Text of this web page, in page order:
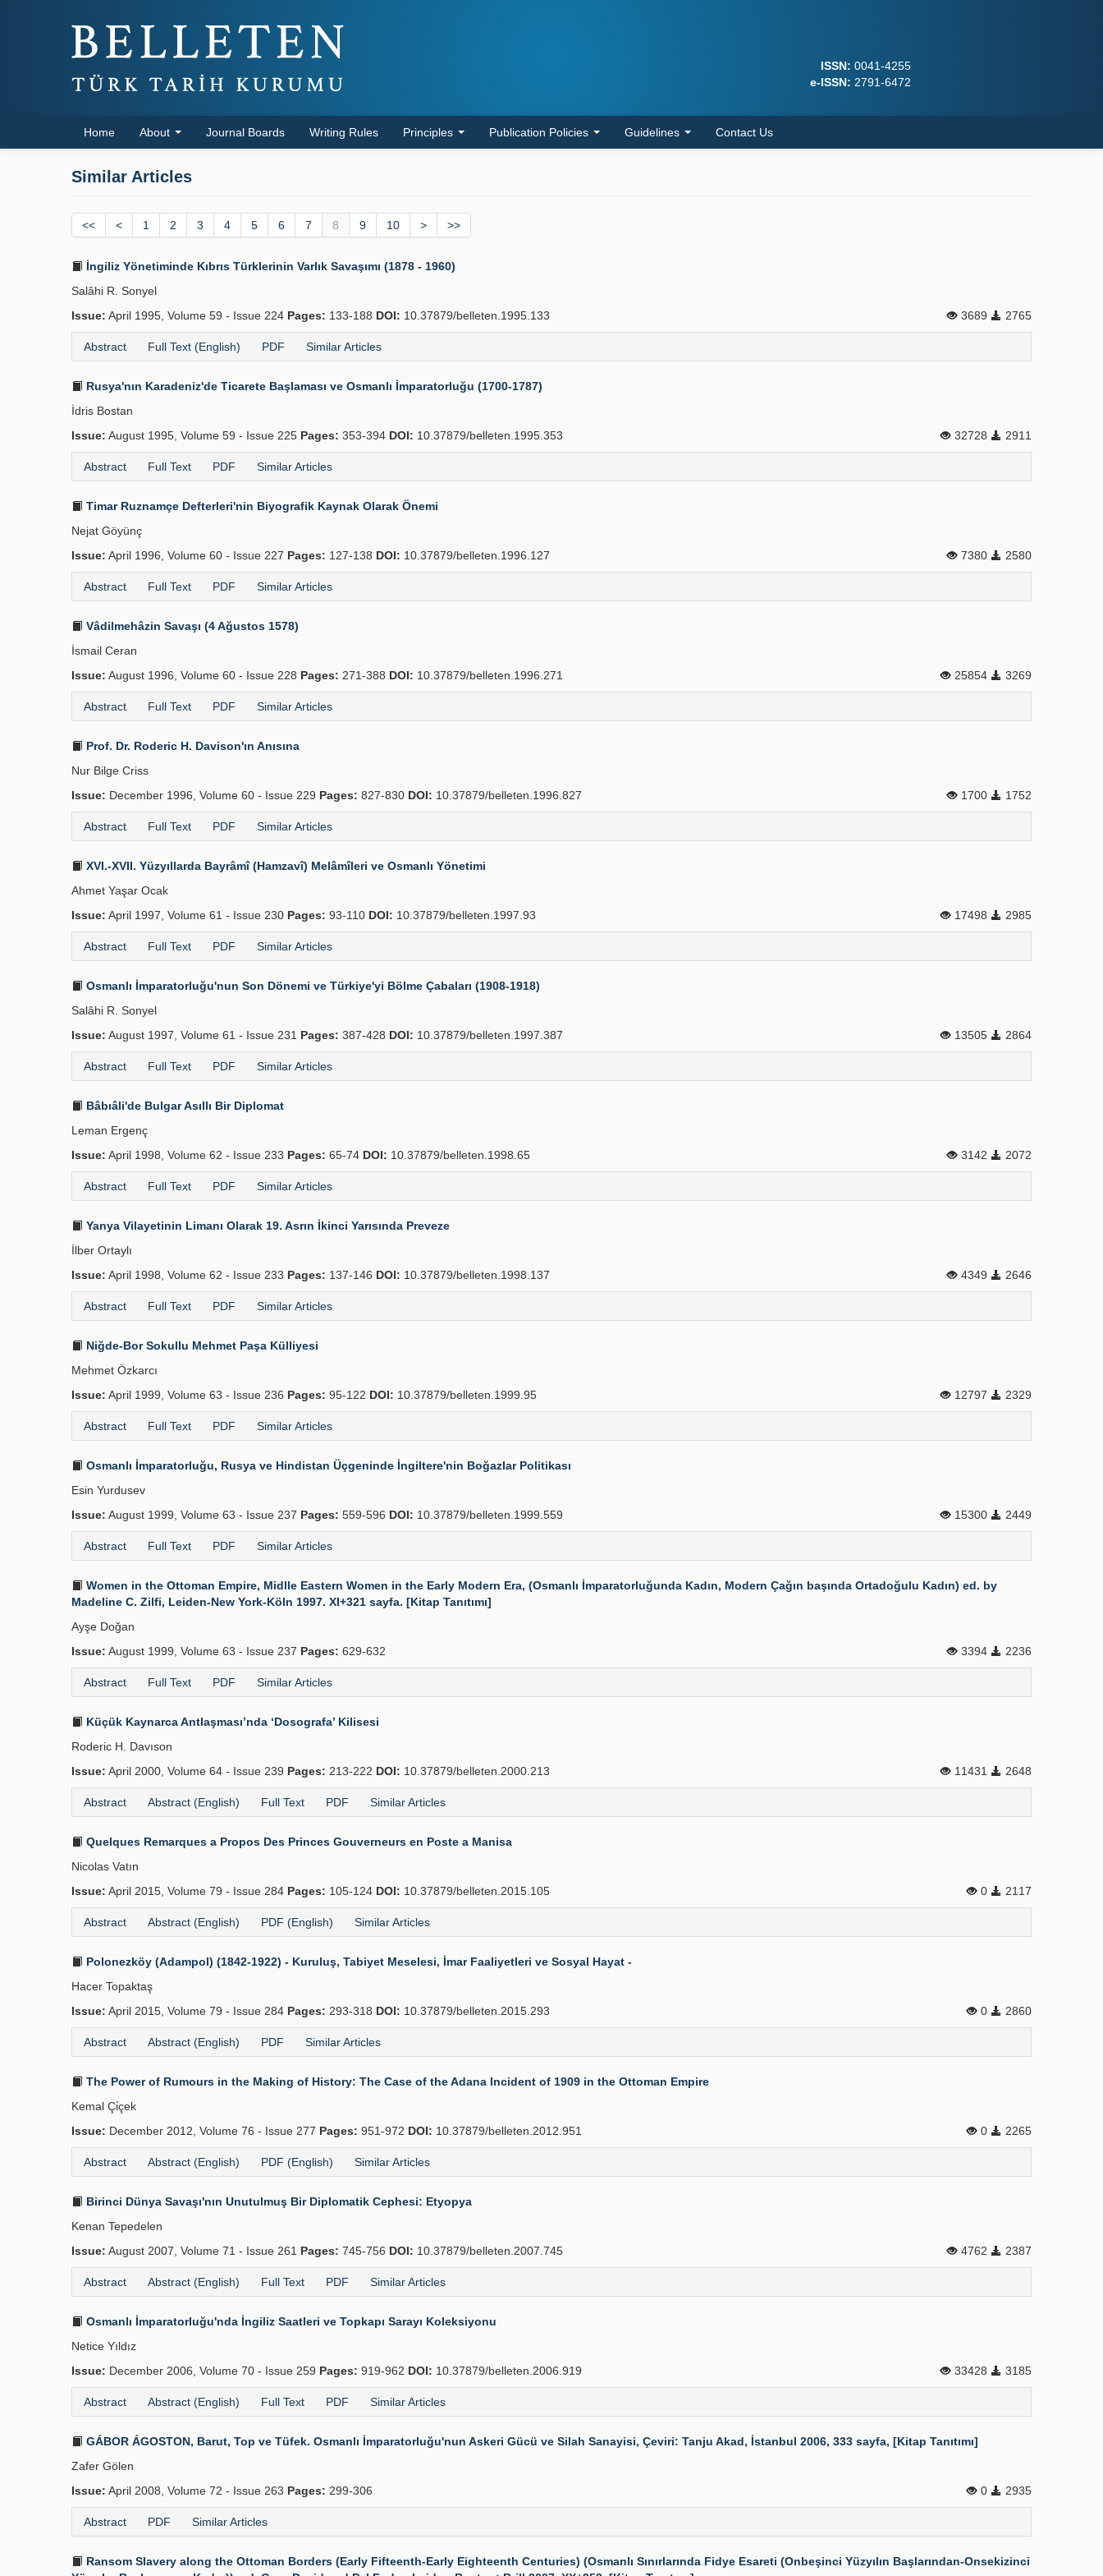
ISSN: 0041-4255
e-ISSN: 2791-6472
Home About Journal Boards Writing Rules Principles Publication Policies Guidelines Contact Us
Similar Articles
<< < 1 2 3 4 5 6 7 8 9 10 > >>
İngiliz Yönetiminde Kıbrıs Türklerinin Varlık Savaşımı (1878 - 1960)
Salâhi R. Sonyel
Issue: April 1995, Volume 59 - Issue 224 Pages: 133-188 DOI: 10.37879/belleten.1995.133 3689 2765
Abstract Full Text (English) PDF Similar Articles
Rusya'nın Karadeniz'de Ticarete Başlaması ve Osmanlı İmparatorluğu (1700-1787)
İdris Bostan
Issue: August 1995, Volume 59 - Issue 225 Pages: 353-394 DOI: 10.37879/belleten.1995.353 32728 2911
Abstract Full Text PDF Similar Articles
Timar Ruznamçe Defterleri'nin Biyografik Kaynak Olarak Önemi
Nejat Göyünç
Issue: April 1996, Volume 60 - Issue 227 Pages: 127-138 DOI: 10.37879/belleten.1996.127 7380 2580
Abstract Full Text PDF Similar Articles
Vâdilmehâzin Savaşı (4 Ağustos 1578)
İsmail Ceran
Issue: August 1996, Volume 60 - Issue 228 Pages: 271-388 DOI: 10.37879/belleten.1996.271 25854 3269
Abstract Full Text PDF Similar Articles
Prof. Dr. Roderic H. Davison'ın Anısına
Nur Bilge Criss
Issue: December 1996, Volume 60 - Issue 229 Pages: 827-830 DOI: 10.37879/belleten.1996.827 1700 1752
Abstract Full Text PDF Similar Articles
XVI.-XVII. Yüzyıllarda Bayrâmî (Hamzavî) Melâmîleri ve Osmanlı Yönetimi
Ahmet Yaşar Ocak
Issue: April 1997, Volume 61 - Issue 230 Pages: 93-110 DOI: 10.37879/belleten.1997.93 17498 2985
Abstract Full Text PDF Similar Articles
Osmanlı İmparatorluğu'nun Son Dönemi ve Türkiye'yi Bölme Çabaları (1908-1918)
Salâhi R. Sonyel
Issue: August 1997, Volume 61 - Issue 231 Pages: 387-428 DOI: 10.37879/belleten.1997.387 13505 2864
Abstract Full Text PDF Similar Articles
Bâbıâli'de Bulgar Asıllı Bir Diplomat
Leman Ergenç
Issue: April 1998, Volume 62 - Issue 233 Pages: 65-74 DOI: 10.37879/belleten.1998.65 3142 2072
Abstract Full Text PDF Similar Articles
Yanya Vilayetinin Limanı Olarak 19. Asrın İkinci Yarısında Preveze
İlber Ortaylı
Issue: April 1998, Volume 62 - Issue 233 Pages: 137-146 DOI: 10.37879/belleten.1998.137 4349 2646
Abstract Full Text PDF Similar Articles
Niğde-Bor Sokullu Mehmet Paşa Külliyesi
Mehmet Özkarcı
Issue: April 1999, Volume 63 - Issue 236 Pages: 95-122 DOI: 10.37879/belleten.1999.95 12797 2329
Abstract Full Text PDF Similar Articles
Osmanlı İmparatorluğu, Rusya ve Hindistan Üçgeninde İngiltere'nin Boğazlar Politikası
Esin Yurdusev
Issue: August 1999, Volume 63 - Issue 237 Pages: 559-596 DOI: 10.37879/belleten.1999.559 15300 2449
Abstract Full Text PDF Similar Articles
Women in the Ottoman Empire, Midlle Eastern Women in the Early Modern Era, (Osmanlı İmparatorluğunda Kadın, Modern Çağın başında Ortadoğulu Kadın) ed. by
Madeline C. Zilfi, Leiden-New York-Köln 1997. XI+321 sayfa. [Kitap Tanıtımı]
Ayşe Doğan
Issue: August 1999, Volume 63 - Issue 237 Pages: 629-632 3394 2236
Abstract Full Text PDF Similar Articles
Küçük Kaynarca Antlaşması’nda ‘Dosografa’ Kilisesi
Roderic H. Davıson
Issue: April 2000, Volume 64 - Issue 239 Pages: 213-222 DOI: 10.37879/belleten.2000.213 11431 2648
Abstract Abstract (English) Full Text PDF Similar Articles
Quelques Remarques a Propos Des Princes Gouverneurs en Poste a Manisa
Nicolas Vatın
Issue: April 2015, Volume 79 - Issue 284 Pages: 105-124 DOI: 10.37879/belleten.2015.105 0 2117
Abstract Abstract (English) PDF (English) Similar Articles
Polonezköy (Adampol) (1842-1922) - Kuruluş, Tabiyet Meselesi, İmar Faaliyetleri ve Sosyal Hayat -
Hacer Topaktaş
Issue: April 2015, Volume 79 - Issue 284 Pages: 293-318 DOI: 10.37879/belleten.2015.293 0 2860
Abstract Abstract (English) PDF Similar Articles
The Power of Rumours in the Making of History: The Case of the Adana Incident of 1909 in the Ottoman Empire
Kemal Çi̇çek
Issue: December 2012, Volume 76 - Issue 277 Pages: 951-972 DOI: 10.37879/belleten.2012.951 0 2265
Abstract Abstract (English) PDF (English) Similar Articles
Birinci Dünya Savaşı'nın Unutulmuş Bir Diplomatik Cephesi: Etyopya
Kenan Tepedelen
Issue: August 2007, Volume 71 - Issue 261 Pages: 745-756 DOI: 10.37879/belleten.2007.745 4762 2387
Abstract Abstract (English) Full Text PDF Similar Articles
Osmanlı İmparatorluğu'nda İngiliz Saatleri ve Topkapı Sarayı Koleksiyonu
Netice Yıldız
Issue: December 2006, Volume 70 - Issue 259 Pages: 919-962 DOI: 10.37879/belleten.2006.919 33428 3185
Abstract Abstract (English) Full Text PDF Similar Articles
GÁBOR ÁGOSTON, Barut, Top ve Tüfek. Osmanlı İmparatorluğu'nun Askeri Gücü ve Silah Sanayisi, Çeviri: Tanju Akad, İstanbul 2006, 333 sayfa, [Kitap Tanıtımı]
Zafer Gölen
Issue: April 2008, Volume 72 - Issue 263 Pages: 299-306 0 2935
Abstract PDF Similar Articles
Ransom Slavery along the Ottoman Borders (Early Fifteenth-Early Eighteenth Centuries) (Osmanlı Sınırlarında Fidye Esareti (Onbeşinci Yüzyılın Başlarından-Onsekizinci